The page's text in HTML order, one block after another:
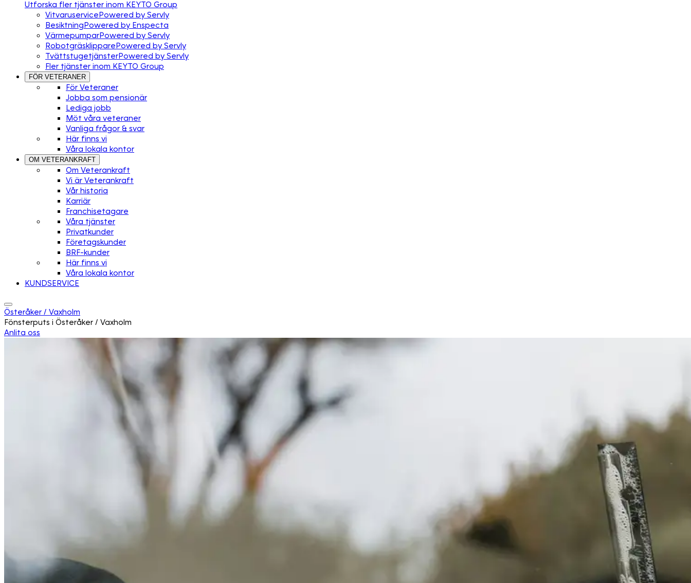
Utforska fler tjänster inom KEYTO Group
VitvaruservicePowered by Servly
BesiktningPowered by Enspecta
VärmepumparPowered by Servly
RobotgräsklipparePowered by Servly
TvättstugetjänsterPowered by Servly
Fler tjänster inom KEYTO Group
FÖR VETERANER
För Veteraner
Jobba som pensionär
Lediga jobb
Möt våra veteraner
Vanliga frågor & svar
Här finns vi
Våra lokala kontor
OM VETERANKRAFT
Om Veterankraft
Vi är Veterankraft
Vår historia
Karriär
Franchisetagare
Våra tjänster
Privatkunder
Företagskunder
BRF-kunder
Här finns vi
Våra lokala kontor
KUNDSERVICE
Österåker / Vaxholm
Fönsterputs i Österåker / Vaxholm
Anlita oss